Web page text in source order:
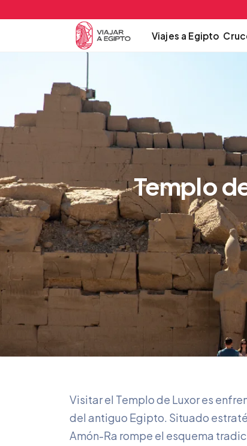
Viajes a Egipto
Templo
Visitar el Templo de Luxor es
del antiguo Egipto. Situado
Amón-Ra rompe el esquema